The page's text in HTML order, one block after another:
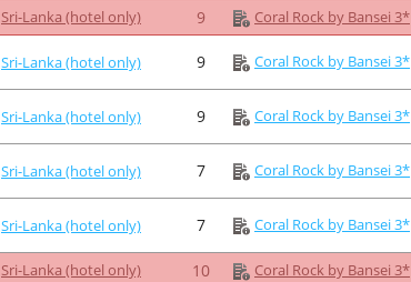
Sri-Lanka (hotel only) 9 Coral Rock by Bansei 3*
Sri-Lanka (hotel only) 9 Coral Rock by Bansei 3*
Sri-Lanka (hotel only) 9 Coral Rock by Bansei 3*
Sri-Lanka (hotel only) 7 Coral Rock by Bansei 3*
Sri-Lanka (hotel only) 7 Coral Rock by Bansei 3*
Sri-Lanka (hotel only) 10 Coral Rock by Bansei 3*